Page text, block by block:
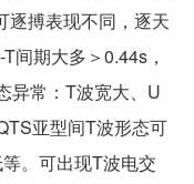
逐搏表现不同，逐天
间期大多＞0.44s，
异常：T波宽大、U
亚型间T波形态可
。可出现T波电交